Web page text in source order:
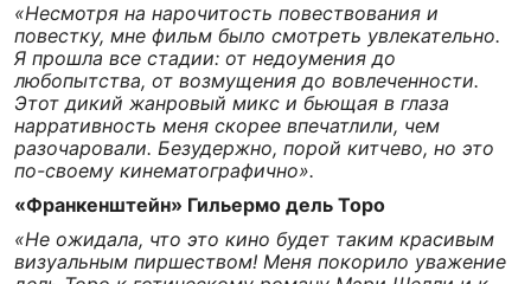
«Несмотря на нарочитость повествования и
повестку, мне фильм было смотреть увлекательно.
Я прошла все стадии: от недоумения до
любопытства, от возмущения до вовлеченности.
Этот дикий жанровый микс и бьющая в глаза
нарративность меня скорее впечатлили, чем
разочаровали. Безудержно, порой китчево, но это
по-своему кинематографично».
«Франкенштейн» Гильермо дель Торо
«Не ожидала, что это кино будет таким красивым
визуальным пиршеством! Меня покорило уважение